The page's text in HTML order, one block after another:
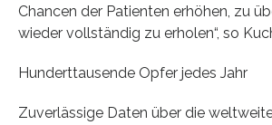
Chancen der Patienten erhöhen, zu
wieder vollständig zu erholen“, so
Hunderttausende Opfer jedes Jahr
Zuverlässige Daten über die